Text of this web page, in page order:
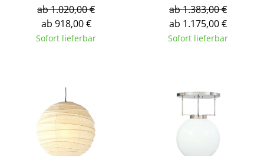
Gartentische
Servierwagen
... alle Tische
Aufbewahren
Regale & Schränke
ab 1.020,00 €
ab 918,00 €
Sofort lieferbar
ab 1.383,00 €
ab 1.175,00 €
Sofort lieferbar